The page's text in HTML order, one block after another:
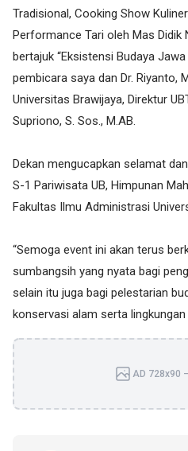
Tradisional, Cooking Show
Performance Tari oleh Mas Didik
bertajuk “Eksistensi Budaya
pembicara saya dan Dr. Riyanto,
Universitas Brawijaya, Direktur
Supriono, S. Sos., M.AB.
Dekan mengucapkan selamat
S-1 Pariwisata UB, Himpunan
Fakultas Ilmu Administrasi
“Semoga event ini akan terus
sumbangsih yang nyata bagi
selain itu juga bagi pelestarian
konservasi alam serta lingkungan
AD 728x90